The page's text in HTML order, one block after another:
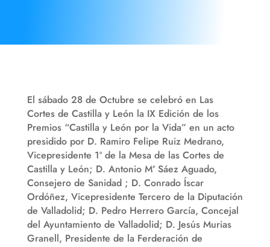
El sábado 28 de Octubre se celebró en Las
Cortes de Castilla y León la IX Edición de los
Premios “Castilla y León por la Vida” en un acto
presidido por D. Ramiro Felipe Ruiz Medrano,
Vicepresidente 1º de la Mesa de las Cortes de
Castilla y León; D. Antonio Mª Sáez Aguado,
Consejero de Sanidad ; D. Conrado Íscar
Ordóñez, Vicepresidente Tercero de la Diputación
de Valladolid; D. Pedro Herrero García, Concejal
del Ayuntamiento de Valladolid; D. Jesús Murias
Granell, Presidente de la Ferderación de